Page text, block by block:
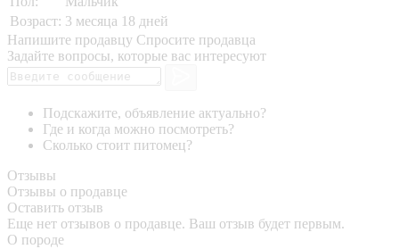
Возраст: 3 месяца 18 дней
Напишите продавцу Спросите продавца
Задайте вопросы, которые вас интересуют
Подскажите, объявление актуально?
Где и когда можно посмотреть?
Сколько стоит питомец?
Отзывы
Отзывы о продавце
Оставить отзыв
Еще нет отзывов о продавце. Ваш отзыв будет первым.
О породе